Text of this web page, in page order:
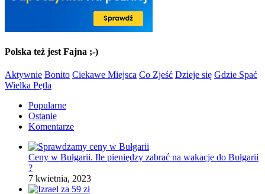
Polska też jest Fajna ;-)
Aktywnie Bonito Ciekawe Miejsca Co Zjeść Dzieje się Gdzie Spać
Wielka Pętla
Popularne
Ostanie
Komentarze
Ceny w Bułgarii. Ile pieniędzy zabrać na wakacje do Bułgarii
?
7 kwietnia, 2023